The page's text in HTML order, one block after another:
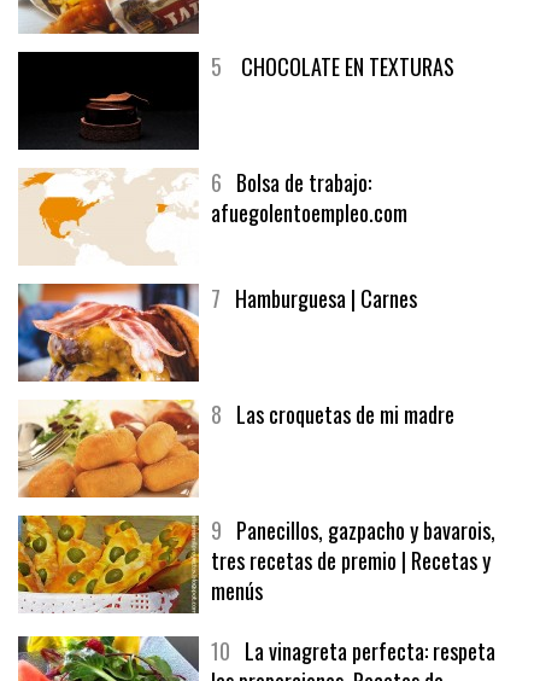
6Bolsa de trabajo:
9Panecillos, gazpacho y bavarois,
tres recetas de premio | Recetas y
menús